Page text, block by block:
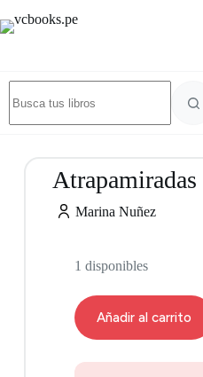
Atrapamiradas
Marina Nuñez
1 disponibles
Añadir al carrito